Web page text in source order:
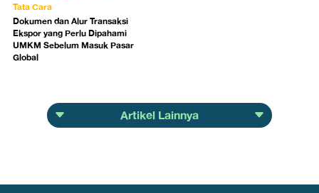
Tata Cara
Dokumen dan Alur Transaksi
Ekspor yang Perlu Dipahami
UMKM Sebelum Masuk Pasar
Global
Artikel Lainnya